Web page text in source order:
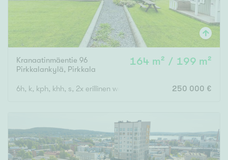
Kranaatinmäentie 96
Pirkkalankylä, Pirkkala
164 m² / 199 m²
6h, k, kph, khh, s, 2x erillinen wc, autokatos, varasto, autotalli
250 000 €